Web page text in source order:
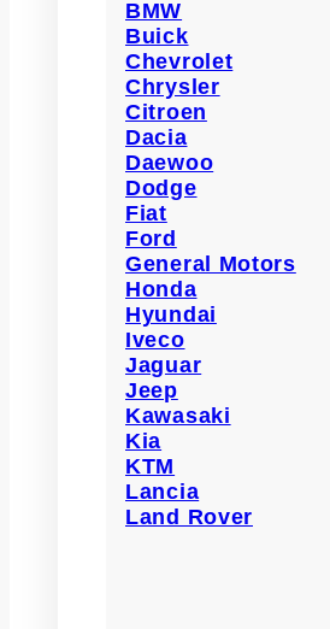
BMW
Buick
Chevrolet
Chrysler
Citroen
Dacia
Daewoo
Dodge
Fiat
Ford
General Motors
Honda
Hyundai
Iveco
Jaguar
Jeep
Kawasaki
Kia
KTM
Lancia
Land Rover